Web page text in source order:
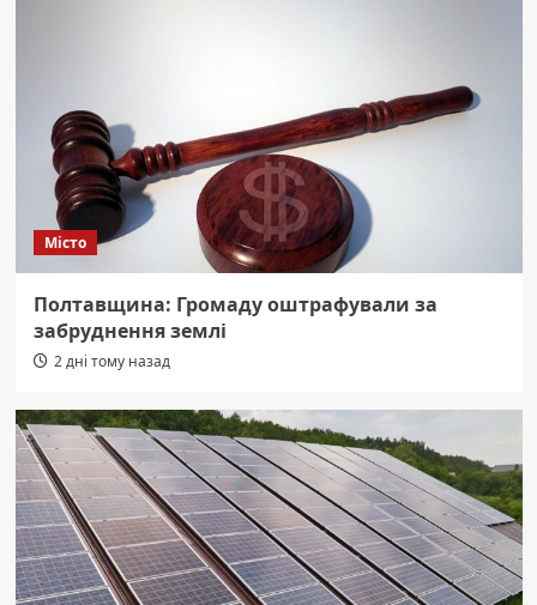
Місто
Полтавщина: Громаду оштрафували за
забруднення землі
2 дні тому назад